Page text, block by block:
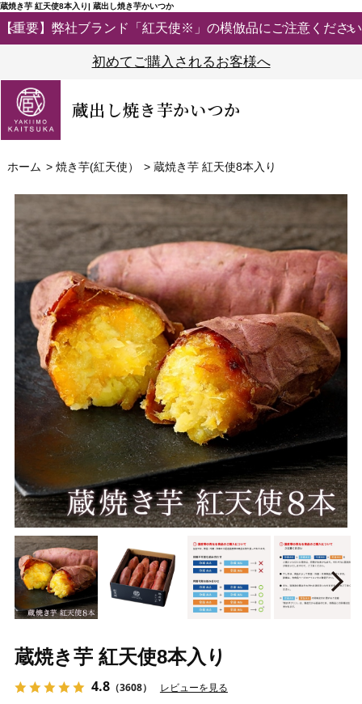
蔵焼き芋 紅天使8本入り| 蔵出し焼き芋かいつか
【重要】弊社ブランド「紅天使※」の模倣品にご注意ください
初めてご購入されるお客様へ
蔵出し焼き芋かいつか
ホーム > 焼き芋(紅天使） > 蔵焼き芋 紅天使8本入り
Prev
蔵焼き芋 紅天使8本入り
4.8（3608） レビューを見る